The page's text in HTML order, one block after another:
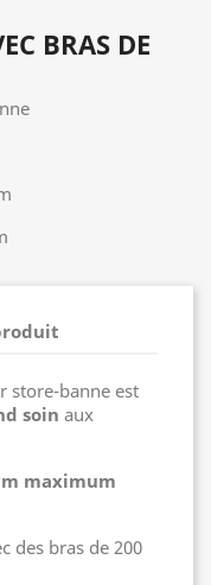
BRAS DE
store-banne est
soin aux
maximum
des bras de 200